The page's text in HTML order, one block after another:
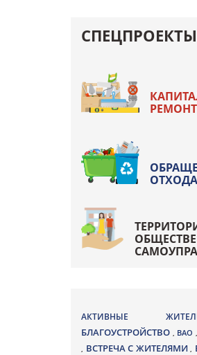
СПЕЦПРОЕКТЫ
РЕМОНТ
АКТИВНЫЕ
БЛАГОУСТРОЙСТВО , ВАО ,
, ВСТРЕЧА С ЖИТЕЛЯМИ,